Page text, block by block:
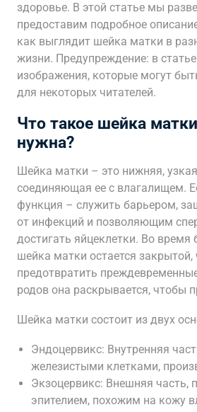
здоровье. В этой статье мы
предоставим подробное
как выглядит шейка матки в
жизни. Предупреждение: в
изображения, которые могут
для некоторых читателей.
Что такое шейка
нужна?
Шейка матки – это нижняя,
соединяющая ее с влагалищем.
функция – служить барьером,
от инфекций и позволяющим
достигать яйцеклетки. Во время
шейка матки остается закрытой,
предотвратить
родов она раскрывается, чтобы
Шейка матки состоит из двух
Эндоцервикс: Внутренняя
железистыми клетками,
Экзоцервикс: Внешняя часть,
эпителием, похожим на кожу